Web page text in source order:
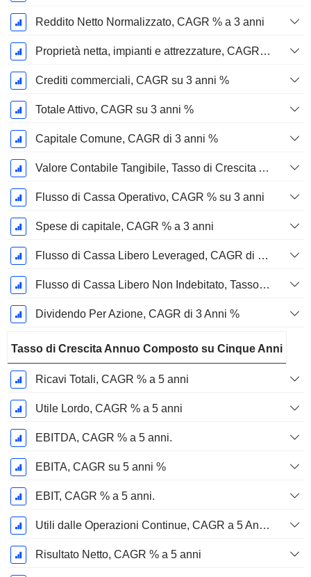
Reddito Netto Normalizzato, CAGR % a 3 anni
Proprietà netta, impianti e attrezzature, CAGR su 3 anni %
Crediti commerciali, CAGR su 3 anni %
Totale Attivo, CAGR su 3 anni %
Capitale Comune, CAGR di 3 anni %
Valore Contabile Tangibile, Tasso di Crescita Annuo Composto su 3 anni %
Flusso di Cassa Operativo, CAGR % su 3 anni
Spese di capitale, CAGR % a 3 anni
Flusso di Cassa Libero Leveraged, CAGR di 3 Anni %
Flusso di Cassa Libero Non Indebitato, Tasso di Crescita Annuo Composto su 3 Anni %
Dividendo Per Azione, CAGR di 3 Anni %
Tasso di Crescita Annuo Composto su Cinque Anni
Ricavi Totali, CAGR % a 5 anni
Utile Lordo, CAGR % a 5 anni
EBITDA, CAGR % a 5 anni.
EBITA, CAGR su 5 anni %
EBIT, CAGR % a 5 anni.
Utili dalle Operazioni Continue, CAGR a 5 Anni %
Risultato Netto, CAGR % a 5 anni